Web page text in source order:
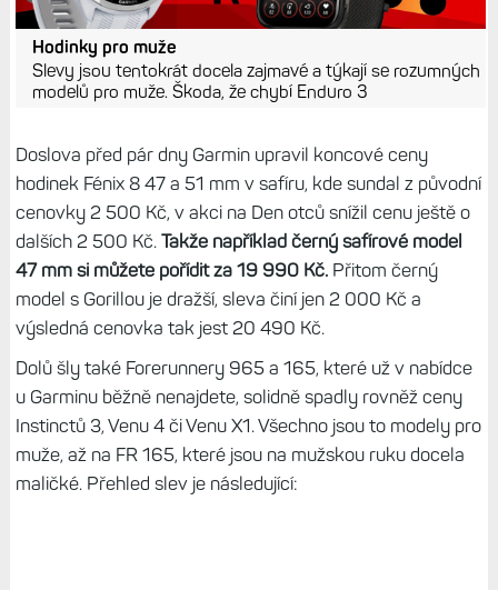
Hodinky pro muže
Slevy jsou tentokrát docela zajmavé a týkají se rozumných
modelů pro muže. Škoda, že chybí Enduro 3
Doslova před pár dny Garmin upravil koncové ceny
hodinek Fénix 8 47 a 51 mm v safíru, kde sundal z původní
cenovky 2 500 Kč, v akci na Den otců snížil cenu ještě o
dalších 2 500 Kč. Takže například černý safírové model
47 mm si můžete pořídit za 19 990 Kč.Přitom černý
model s Gorillou je dražší, sleva činí jen 2 000 Kč a
výsledná cenovka tak jest 20 490 Kč.
Dolů šly také Forerunnery 965 a 165, které už v nabídce
u Garminu běžně nenajdete, solidně spadly rovněž ceny
Instinctů 3, Venu 4 či Venu X1. Všechno jsou to modely pro
muže, až na FR 165, které jsou na mužskou ruku docela
maličké. Přehled slev je následující: